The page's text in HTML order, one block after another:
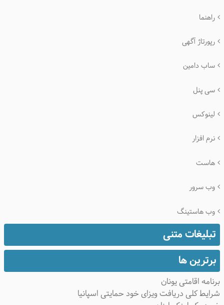
راهنما
رپورتاژ آگهی
ساب دامین
سی پنل
لینوکس
نرم افزار
هاست
وب سرور
وب هاستینگ
تبلیغات متنی
برترین ها
اقامتی یونان
کلی دریافت ویزای خود حمایتی اسپانیا